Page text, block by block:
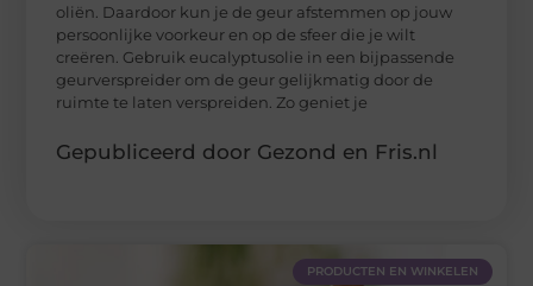
oliën. Daardoor kun je de geur afstemmen op jouw
persoonlijke voorkeur en op de sfeer die je wilt
creëren. Gebruik eucalyptusolie in een bijpassende
geurverspreider om de geur gelijkmatig door de
ruimte te laten verspreiden. Zo geniet je
Gepubliceerd door Gezond en Fris.nl
PRODUCTEN EN WINKELEN